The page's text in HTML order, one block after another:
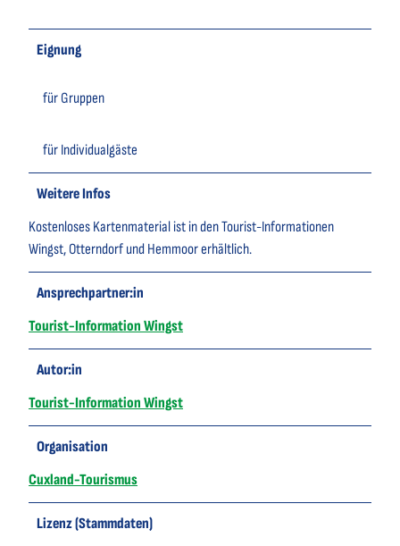
Eignung
für Gruppen
für Individualgäste
Weitere Infos
Kostenloses Kartenmaterial ist in den Tourist-Informationen
Wingst, Otterndorf und Hemmoor erhältlich.
Ansprechpartner:in
Tourist-Information Wingst
Autor:in
Tourist-Information Wingst
Organisation
Cuxland-Tourismus
Lizenz (Stammdaten)